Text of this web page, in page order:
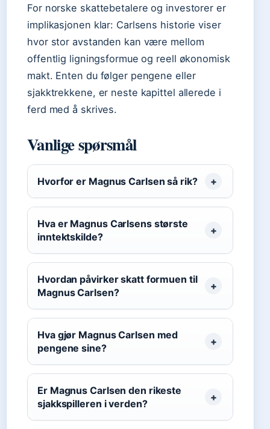
For norske skattebetalere og investorer er
implikasjonen klar: Carlsens historie viser
hvor stor avstanden kan være mellom
offentlig ligningsformue og reell økonomisk
makt. Enten du følger pengene eller
sjakktrekkene, er neste kapittel allerede i
ferd med å skrives.
Vanlige spørsmål
Hvorfor er Magnus Carlsen så rik?
Hva er Magnus Carlsens største
inntektskilde?
Hvordan påvirker skatt formuen til
Magnus Carlsen?
Hva gjør Magnus Carlsen med
pengene sine?
Er Magnus Carlsen den rikeste
sjakkspilleren i verden?